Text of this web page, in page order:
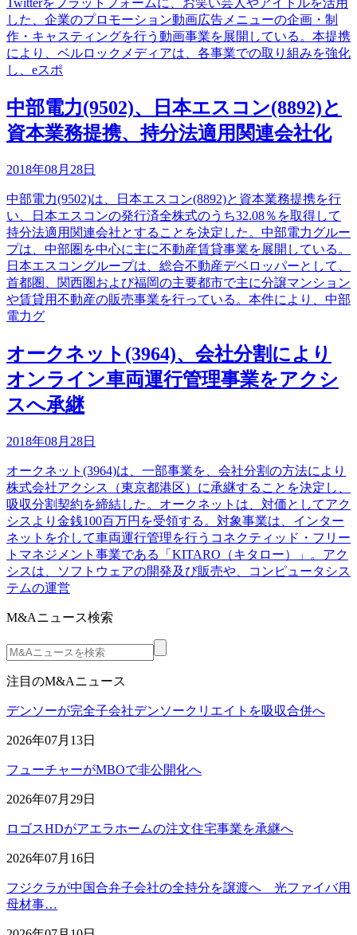
Twitterをプラットフォームに、お笑い芸人やアイドルを活用
した、企業のプロモーション動画広告メニューの企画・制
作・キャスティングを行う動画事業を展開している。本提携
により、ベルロックメディアは、各事業での取り組みを強化
し、eスポ
中部電力(9502)、日本エスコン(8892)と
資本業務提携、持分法適用関連会社化
2018年08月28日
中部電力(9502)は、日本エスコン(8892)と資本業務提携を行
い、日本エスコンの発行済全株式のうち32.08％を取得して
持分法適用関連会社とすることを決定した。中部電力グルー
プは、中部圏を中心に主に不動産賃貸事業を展開している。
日本エスコングループは、総合不動産デベロッパーとして、
首都圏、関西圏および福岡の主要都市で主に分譲マンション
や賃貸用不動産の販売事業を行っている。本件により、中部
電力グ
オークネット(3964)、会社分割により
オンライン車両運行管理事業をアクシ
スへ承継
2018年08月28日
オークネット(3964)は、一部事業を、会社分割の方法により
株式会社アクシス（東京都港区）に承継することを決定し、
吸収分割契約を締結した。オークネットは、対価としてアク
シスより金銭100百万円を受領する。対象事業は、インター
ネットを介して車両運行管理を行うコネクティッド・フリー
トマネジメント事業である「KITARO（キタロー）」。アク
シスは、ソフトウェアの開発及び販売や、コンピュータシス
テムの運営
M&Aニュース検索
注目のM&Aニュース
デンソーが完全子会社デンソークリエイトを吸収合併へ
2026年07月13日
フューチャーがMBOで非公開化へ
2026年07月29日
ロゴスHDがアエラホームの注文住宅事業を承継へ
2026年07月16日
フジクラが中国合弁子会社の全持分を譲渡へ 光ファイバ用
母材事…